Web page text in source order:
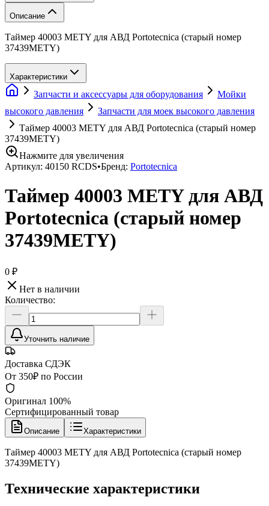
Описание
Таймер 40003 METY для АВД Portotecnica (старый номер
37439METY)
Характеристики
Запчасти и аксессуары для оборудования
Мойки
высокого давления
Запчасти для моек высокого давления
Таймер 40003 METY для АВД Portotecnica (старый номер
37439METY)
Нажмите для увеличения
Артикул: 40150 RCDS•Бренд: Portotecnica
Таймер 40003 METY для АВД
Portotecnica (старый номер
37439METY)
0 ₽
Нет в наличии
Количество:
Уточнить наличие
Доставка СДЭК
От 350₽ по России
Оригинал 100%
Сертифицированный товар
Описание Характеристики
Таймер 40003 METY для АВД Portotecnica (старый номер
37439METY)
Технические характеристики